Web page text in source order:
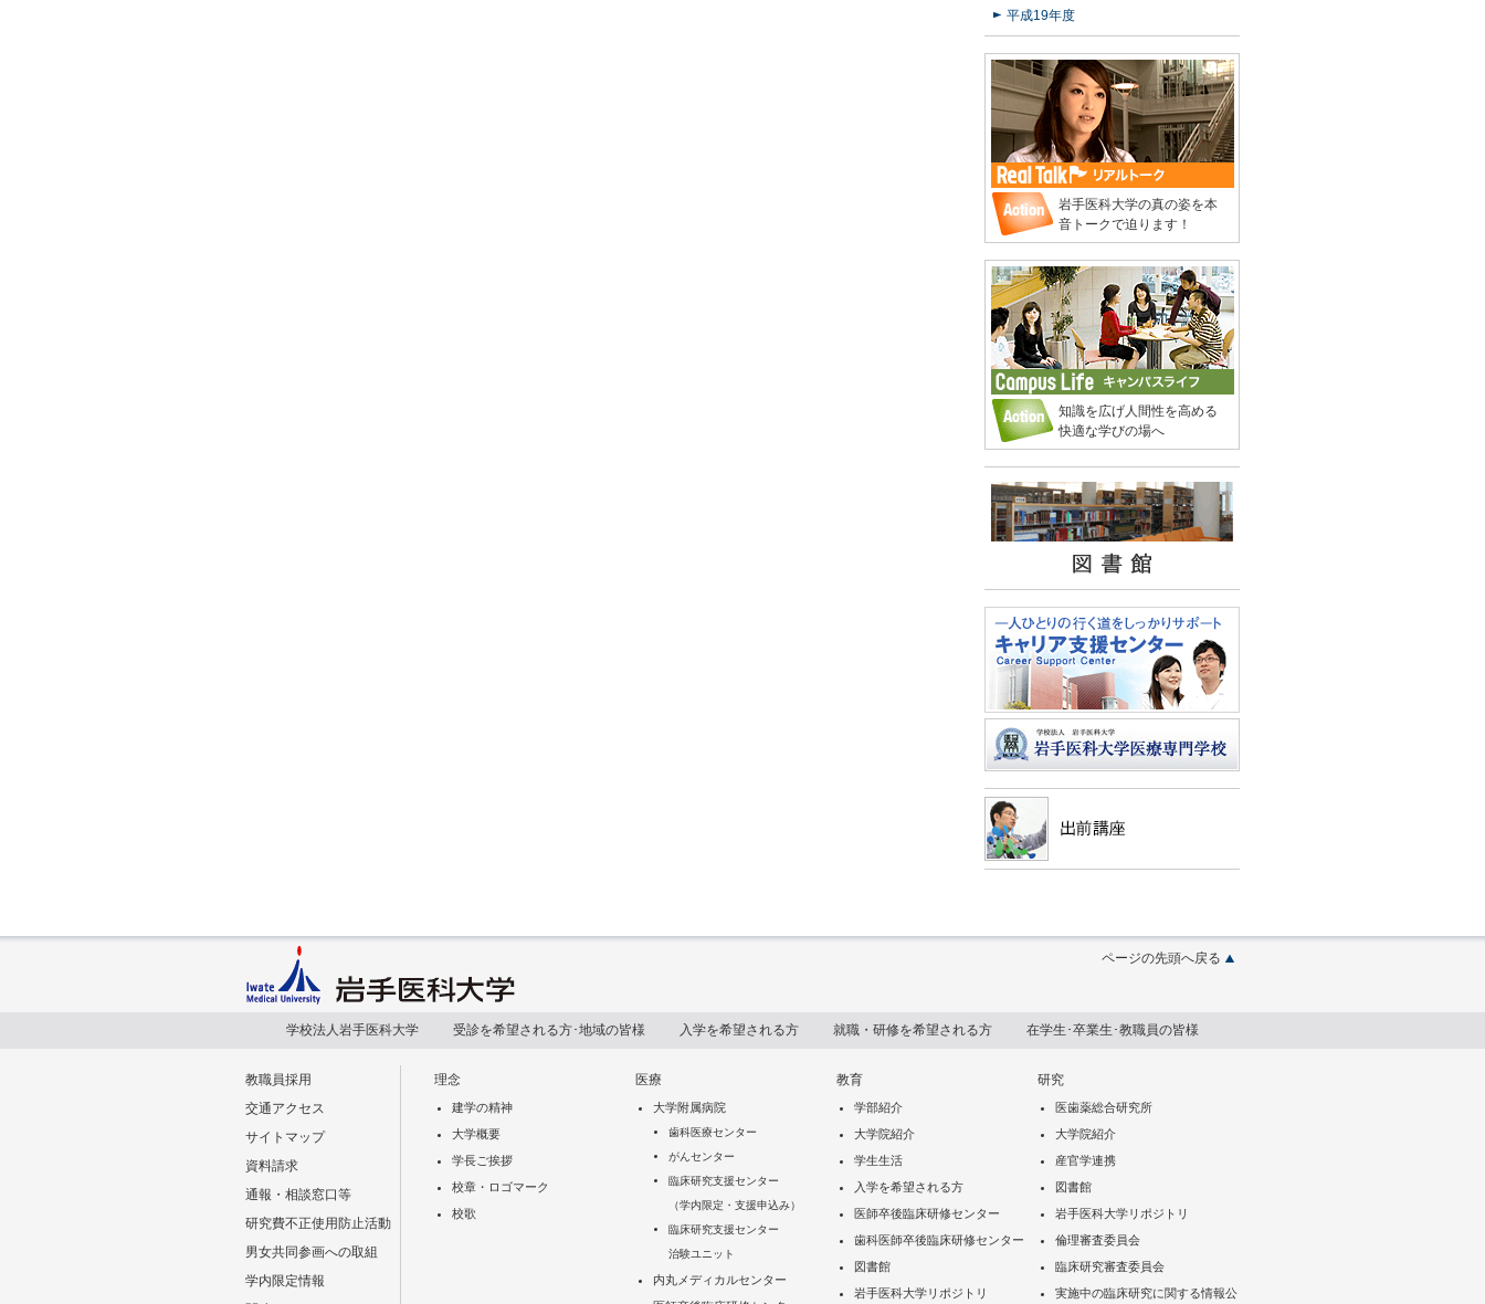
平成19年度
岩手医科大学の真の姿を本
音トークで迫ります！
知識を広げ人間性を高める
快適な学びの場へ
ページの先頭へ戻る
学校法人岩手医科大学 受診を希望される方･地域の皆様 入学を希望される方 就職・研修を希望される方 在学生･卒業生･教職員の皆様
教職員採用
交通アクセス
サイトマップ
資料請求
通報・相談窓口等
研究費不正使用防止活動
男女共同参画への取組
学内限定情報
理念
建学の精神
大学概要
学長ご挨拶
校章・ロゴマーク
校歌
医療
大学附属病院
歯科医療センター
がんセンター
臨床研究支援センター
（学内限定・支援申込み）
臨床研究支援センター
治験ユニット
内丸メディカルセンター
教育
学部紹介
大学院紹介
学生生活
入学を希望される方
医師卒後臨床研修センター
歯科医師卒後臨床研修センター
図書館
岩手医科大学リポジトリ
研究
医歯薬総合研究所
大学院紹介
産官学連携
図書館
岩手医科大学リポジトリ
倫理審査委員会
臨床研究審査委員会
実施中の臨床研究に関する情報公